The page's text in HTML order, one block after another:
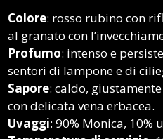
Colore: rosso rubino con
al granato con
Profumo: intenso e
sentori di lampone e di
Sapore: caldo,
con delicata vena erbacea.
Uvaggi: 90% Monica, 10%